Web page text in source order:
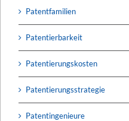
Patentfamilien
Patentierbarkeit
Patentierungskosten
Patentierungsstrategie
Patentingenieure